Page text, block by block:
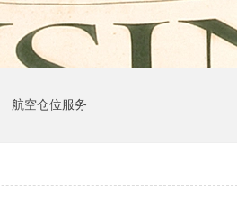
航空仓位服务